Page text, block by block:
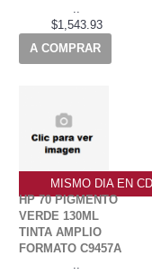
$1,543.93
A COMPRAR
MISMO DIA EN
HP 70 PIGMENTO
VERDE 130ML
TINTA AMPLIO
FORMATO C9457A
..